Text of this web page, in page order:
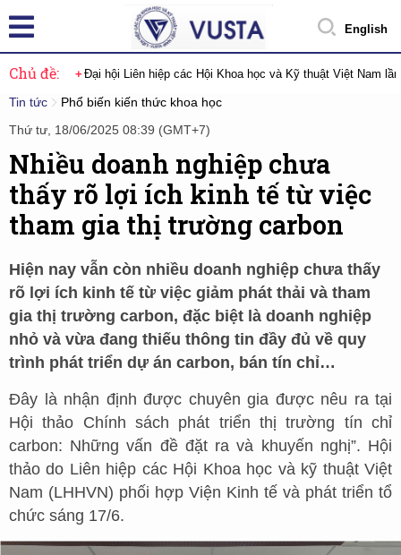
English
Chủ đề: Đại hội Liên hiệp các Hội Khoa học và Kỹ thuật Việt Nam
Tin tức
Phổ biến kiến thức khoa học
Thứ tư, 18/06/2025 08:39 (GMT+7)
Nhiều doanh nghiệp chưa
thấy rõ lợi ích kinh tế từ việc
tham gia thị trường carbon
Hiện nay vẫn còn nhiều doanh nghiệp chưa thấy
rõ lợi ích kinh tế từ việc giảm phát thải và tham
gia thị trường carbon, đặc biệt là doanh nghiệp
nhỏ và vừa đang thiếu thông tin đầy đủ về quy
trình phát triển dự án carbon, bán tín chỉ…
Đây là nhận định được chuyên gia được nêu ra tại
Hội thảo Chính sách phát triển thị trường tín chỉ
carbon: Những vấn đề đặt ra và khuyến nghị”. Hội
thảo do Liên hiệp các Hội Khoa học và kỹ thuật Việt
Nam (LHHVN) phối hợp Viện Kinh tế và phát triển tổ
chức sáng 17/6.